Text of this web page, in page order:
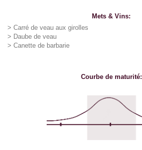
Mets & Vins:
> Carré de veau aux girolles
> Daube de veau
> Canette de barbarie
Courbe de maturité: